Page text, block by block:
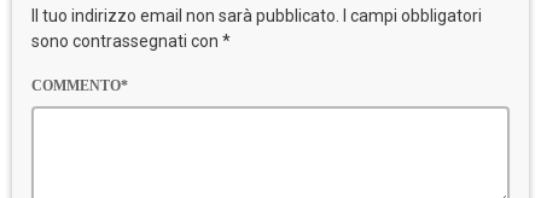
Il tuo indirizzo email non sarà pubblicato. I campi obbligatori
sono contrassegnati con *
COMMENTO*